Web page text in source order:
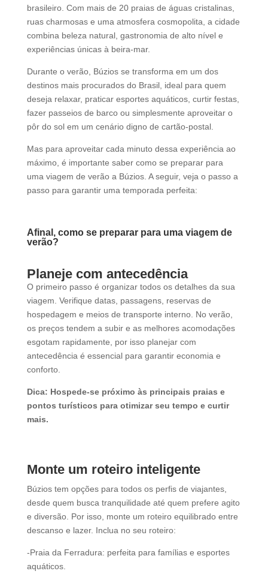
brasileiro. Com mais de 20 praias de águas cristalinas,
ruas charmosas e uma atmosfera cosmopolita, a cidade
combina beleza natural, gastronomia de alto nível e
experiências únicas à beira-mar.
Durante o verão, Búzios se transforma em um dos
destinos mais procurados do Brasil, ideal para quem
deseja relaxar, praticar esportes aquáticos, curtir festas,
fazer passeios de barco ou simplesmente aproveitar o
pôr do sol em um cenário digno de cartão-postal.
Mas para aproveitar cada minuto dessa experiência ao
máximo, é importante saber como se preparar para
uma viagem de verão a Búzios. A seguir, veja o passo a
passo para garantir uma temporada perfeita:
Afinal, como se preparar para uma viagem de
verão?
Planeje com antecedência
O primeiro passo é organizar todos os detalhes da sua
viagem. Verifique datas, passagens, reservas de
hospedagem e meios de transporte interno. No verão,
os preços tendem a subir e as melhores acomodações
esgotam rapidamente, por isso planejar com
antecedência é essencial para garantir economia e
conforto.
Dica: Hospede-se próximo às principais praias e
pontos turísticos para otimizar seu tempo e curtir
mais.
Monte um roteiro inteligente
Búzios tem opções para todos os perfis de viajantes,
desde quem busca tranquilidade até quem prefere agito
e diversão. Por isso, monte um roteiro equilibrado entre
descanso e lazer. Inclua no seu roteiro:
-Praia da Ferradura: perfeita para famílias e esportes
aquáticos.